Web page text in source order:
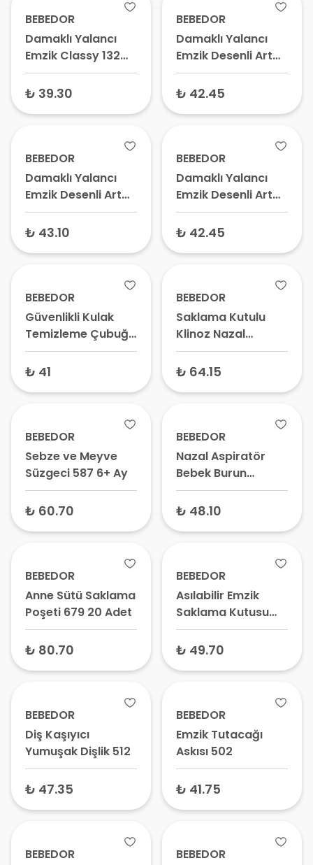
BEBEDOR
Damaklı Yalancı
Emzik Classy 132
No:2 6-18 Ay
₺ 39.30
BEBEDOR
Damaklı Yalancı
Emzik Desenli Art
Serisi 161 No:1 0-6
Ay
₺ 42.45
BEBEDOR
Damaklı Yalancı
Emzik Desenli Art
Serisi 162 No:2 6-18
Ay
₺ 43.10
BEBEDOR
Damaklı Yalancı
Emzik Desenli Art
Serisi 163 No:3 18+
Ay
₺ 42.45
BEBEDOR
Güvenlikli Kulak
Temizleme Çubuğu
Bebek 459 90 Adet
₺ 41
BEBEDOR
Saklama Kutulu
Klinoz Nazal
Aspiratör Kiti 563
₺ 64.15
BEBEDOR
Sebze ve Meyve
Süzgeci 587 6+ Ay
₺ 60.70
BEBEDOR
Nazal Aspiratör
Bebek Burun
Temizleyici Klasik
Silikon Uçlu 561
₺ 48.10
BEBEDOR
Anne Sütü Saklama
Poşeti 679 20 Adet
₺ 80.70
BEBEDOR
Asılabilir Emzik
Saklama Kutusu
8590
₺ 49.70
BEBEDOR
Diş Kaşıyıcı
Yumuşak Dişlik 512
₺ 47.35
BEBEDOR
Emzik Tutacağı
Askısı 502
₺ 41.75
BEBEDOR BEBEDOR